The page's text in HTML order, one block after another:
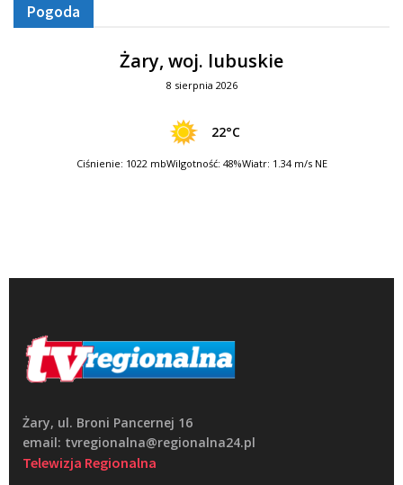
Pogoda
Żary, woj. lubuskie
8 sierpnia 2026
22°C
Ciśnienie: 1022 mbWilgotność: 48%Wiatr: 1.34 m/s NE
Żary, ul. Broni Pancernej 16
email: tvregionalna@regionalna24.pl
Telewizja Regionalna